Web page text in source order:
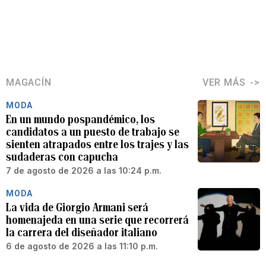
MAGACÍN VER MÁS
MODA
En un mundo pospandémico, los
candidatos a un puesto de trabajo se
sienten atrapados entre los trajes y las
sudaderas con capucha
7 de agosto de 2026 a las 10:24 p.m.
MODA
La vida de Giorgio Armani será
homenajeda en una serie que recorrerá
la carrera del diseñador italiano
6 de agosto de 2026 a las 11:10 p.m.